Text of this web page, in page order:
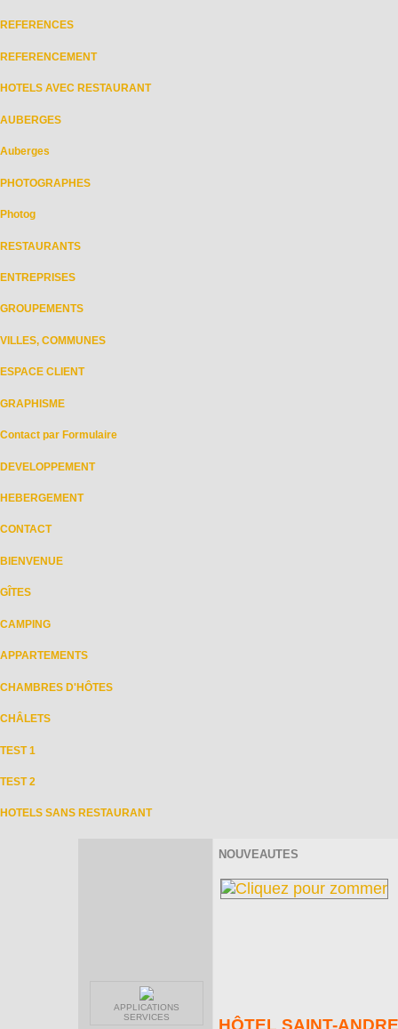
REFERENCES
REFERENCEMENT
HOTELS AVEC RESTAURANT
AUBERGES
Auberges
PHOTOGRAPHES
Photog
RESTAURANTS
ENTREPRISES
GROUPEMENTS
VILLES, COMMUNES
ESPACE CLIENT
GRAPHISME
Contact par Formulaire
DEVELOPPEMENT
HEBERGEMENT
CONTACT
BIENVENUE
GÎTES
CAMPING
APPARTEMENTS
CHAMBRES D'HÔTES
CHÂLETS
TEST 1
TEST 2
HOTELS SANS RESTAURANT
APPLICATIONS
SERVICES
NOUVEAUTES
HÔTEL SAINT-